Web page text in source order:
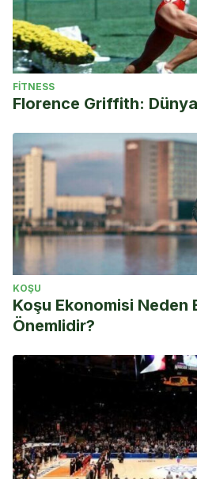
FITNESS
Florence Griffith:
KOŞU
Koşu Ekonomisi Neden
Önemlidir?